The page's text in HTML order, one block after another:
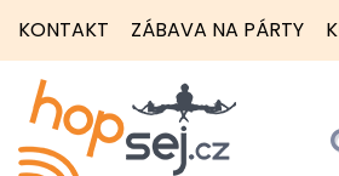
KONTAKT ZÁBAVA NA PÁRTY